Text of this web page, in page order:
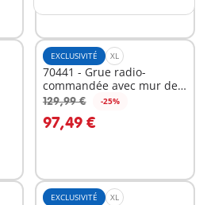
EXCLUSIVITÉ XL
70441 - Grue radio-
commandée avec mur de
construction
129,99 € -25%
97,49 €
Au panier
EXCLUSIVITÉ XL